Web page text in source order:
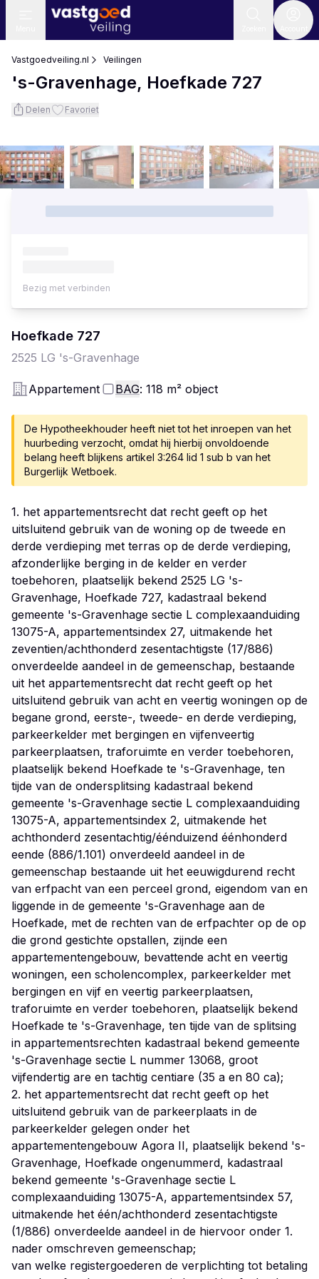
Vastgoedveiling.nl Veilingen
's-Gravenhage, Hoefkade 727
Delen Favoriet
Hoefkade 727
2525 LG 's-Gravenhage
Appartement BAG: 118 m² object
De Hypotheekhouder heeft niet tot het inroepen van het
huurbeding verzocht, omdat hij hierbij onvoldoende
belang heeft blijkens artikel 3:264 lid 1 sub b van het
Burgerlijk Wetboek.
1. het appartementsrecht dat recht geeft op het
uitsluitend gebruik van de woning op de tweede en
derde verdieping met terras op de derde verdieping,
afzonderlijke berging in de kelder en verder
toebehoren, plaatselijk bekend 2525 LG 's-
Gravenhage, Hoefkade 727, kadastraal bekend
gemeente 's-Gravenhage sectie L complexaanduiding
13075-A, appartementsindex 27, uitmakende het
zeventien/achthonderd zesentachtigste (17/886)
onverdeelde aandeel in de gemeenschap, bestaande
uit het appartementsrecht dat recht geeft op het
uitsluitend gebruik van acht en veertig woningen op de
begane grond, eerste-, tweede- en derde verdieping,
parkeerkelder met bergingen en vijfenveertig
parkeerplaatsen, traforuimte en verder toebehoren,
plaatselijk bekend Hoefkade te 's-Gravenhage, ten
tijde van de ondersplitsing kadastraal bekend
gemeente 's-Gravenhage sectie L complexaanduiding
13075-A, appartementsindex 2, uitmakende het
achthonderd zesentachtig/éénduizend éénhonderd
eende (886/1.101) onverdeeld aandeel in de
gemeenschap bestaande uit het eeuwigdurend recht
van erfpacht van een perceel grond, eigendom van en
liggende in de gemeente 's-Gravenhage aan de
Hoefkade, met de rechten van de erfpachter op de op
die grond gestichte opstallen, zijnde een
appartementengebouw, bevattende acht en veertig
woningen, een scholencomplex, parkeerkelder met
bergingen en vijf en veertig parkeerplaatsen,
traforuimte en verder toebehoren, plaatselijk bekend
Hoefkade te 's-Gravenhage, ten tijde van de splitsing
in appartementsrechten kadastraal bekend gemeente
's-Gravenhage sectie L nummer 13068, groot
vijfendertig are en tachtig centiare (35 a en 80 ca);
2. het appartementsrecht dat recht geeft op het
uitsluitend gebruik van de parkeerplaats in de
parkeerkelder gelegen onder het
appartementengebouw Agora II, plaatselijk bekend 's-
Gravenhage, Hoefkade ongenummerd, kadastraal
bekend gemeente 's-Gravenhage sectie L
complexaanduiding 13075-A, appartementsindex 57,
uitmakende het één/achthonderd zesentachtigste
(1/886) onverdeelde aandeel in de hiervoor onder 1.
nader omschreven gemeenschap;
van welke registergoederen de verplichting tot betaling
Bezig met verbinden